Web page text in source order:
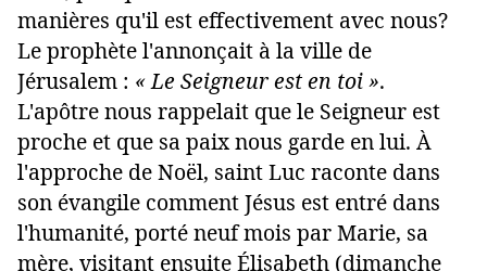
manières qu'il est effectivement avec nous?
Le prophète l'annonçait à la ville de
Jérusalem : « Le Seigneur est en toi ».
L'apôtre nous rappelait que le Seigneur est
proche et que sa paix nous garde en lui. À
l'approche de Noël, saint Luc raconte dans
son évangile comment Jésus est entré dans
l'humanité, porté neuf mois par Marie, sa
mère, visitant ensuite Élisabeth (dimanche